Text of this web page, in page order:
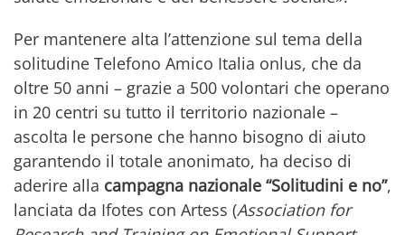
Per mantenere alta l’attenzione sul tema della
solitudine Telefono Amico Italia onlus, che da
oltre 50 anni – grazie a 500 volontari che operano
in 20 centri su tutto il territorio nazionale –
ascolta le persone che hanno bisogno di aiuto
garantendo il totale anonimato, ha deciso di
aderire alla campagna nazionale “Solitudini e no”,
lanciata da Ifotes con Artess (Association for